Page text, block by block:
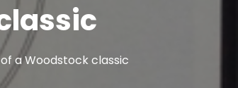
a Woodstock classic